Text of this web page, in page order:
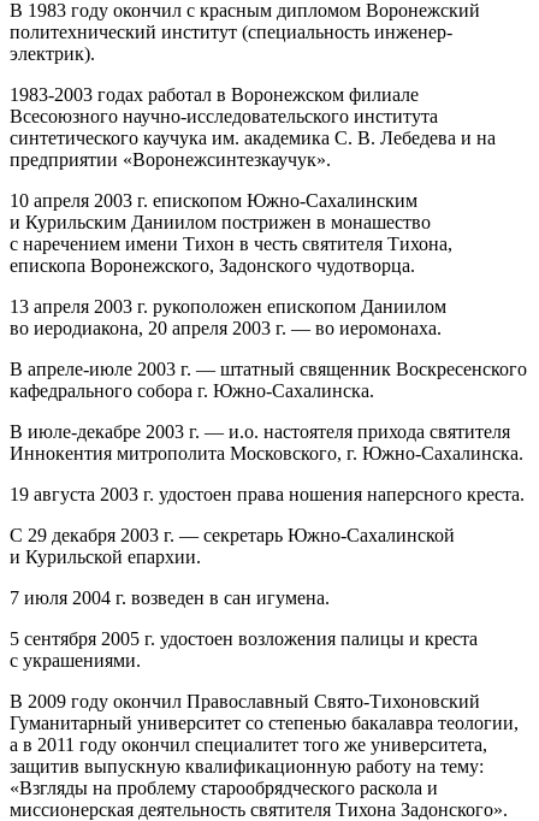
В 1983 году окончил с красным дипломом Воронежский
политехнический институт (специальность инженер-
электрик).
1983-2003 годах работал в Воронежском филиале
Всесоюзного научно-исследовательского института
синтетического каучука им. академика С. В. Лебедева и на
предприятии «Воронежсинтезкаучук».
10 апреля 2003 г. епископом Южно‐Сахалинским
и Курильским Даниилом пострижен в монашество
с наречением имени Тихон в честь святителя Тихона,
епископа Воронежского, Задонского чудотворца.
13 апреля 2003 г. рукоположен епископом Даниилом
во иеродиакона, 20 апреля 2003 г. — во иеромонаха.
В апреле‐июле 2003 г. — штатный священник Воскресенского
кафедрального собора г. Южно‐Сахалинска.
В июле‐декабре 2003 г. — и.о. настоятеля прихода святителя
Иннокентия митрополита Московского, г. Южно‐Сахалинска.
19 августа 2003 г. удостоен права ношения наперсного креста.
С 29 декабря 2003 г. — секретарь Южно‐Сахалинской
и Курильской епархии.
7 июля 2004 г. возведен в сан игумена.
5 сентября 2005 г. удостоен возложения палицы и креста
с украшениями.
В 2009 году окончил Православный Свято-Тихоновский
Гуманитарный университет со степенью бакалавра теологии,
а в 2011 году окончил специалитет того же университета,
защитив выпускную квалификационную работу на тему:
«Взгляды на проблему старообрядческого раскола и
миссионерская деятельность святителя Тихона Задонского».